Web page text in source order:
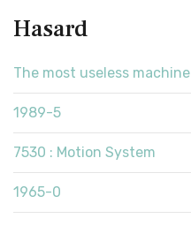
Hasard
The most useless machine
1989-5
7530 : Motion System
1965-0